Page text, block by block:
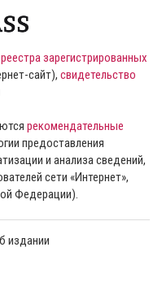
зарегистрированных
сайт), свидетельство
рекомендательные
предоставления
и анализа сведений,
сети «Интернет»,
Федерации).
издании